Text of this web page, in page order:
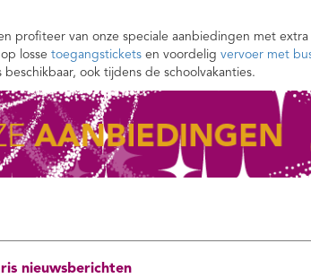
profiteer van onze speciale aanbiedingen met
losse toegangstickets en voordelig vervoer met
ook tijdens de schoolvakanties.
nieuwsberichten